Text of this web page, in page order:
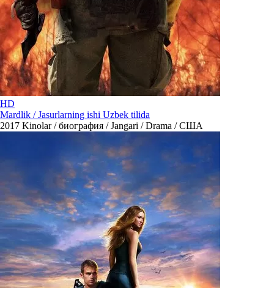
HD
Mardlik / Jasurlarning ishi Uzbek tilida
2017 Kinolar / биография / Jangari / Drama / США